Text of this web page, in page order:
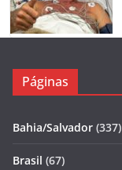
Páginas
Bahia/Salvador (337)
Brasil (67)